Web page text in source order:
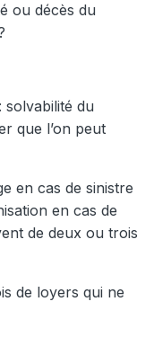
ou décès du
solvabilité du
que l’on peut
en cas de sinistre
en cas de
de deux ou trois
de loyers qui ne